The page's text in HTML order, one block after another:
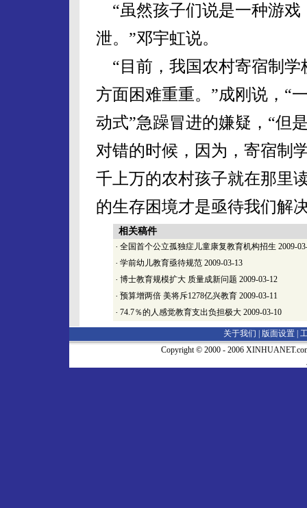
“虽然孩子们说是一种游戏
泄。”邓宇虹说。
“目前，我国农村寄宿制学
方面困难重重。”成刚说，“
动式”急躁冒进的嫌疑，“但
对错的时候，因为，寄宿制
千上万的农村孩子就在那里
的生存困境才是亟待我们解
相关稿件
· 全国首个公立孤独症儿童康复教育机构招生 2009-
· 学前幼儿教育亟待规范 2009-03-13
· 博士教育规模扩大 质量成新问题 2009-03-12
· 预算增两倍 美将斥1278亿兴教育 2009-03-11
· 74.7％的人感觉教育支出负担极大 2009-03-10
关于我们 | 版面设置
Copyright © 2000 - 2006